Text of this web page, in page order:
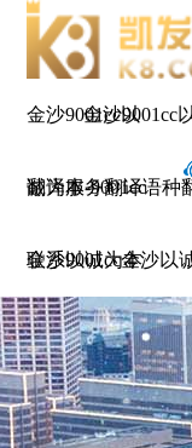
金沙9001cc以
诚为本-9001cc
金沙以诚为本
金沙9001cc
翻译服务翻译语种
联系9001cc金沙以